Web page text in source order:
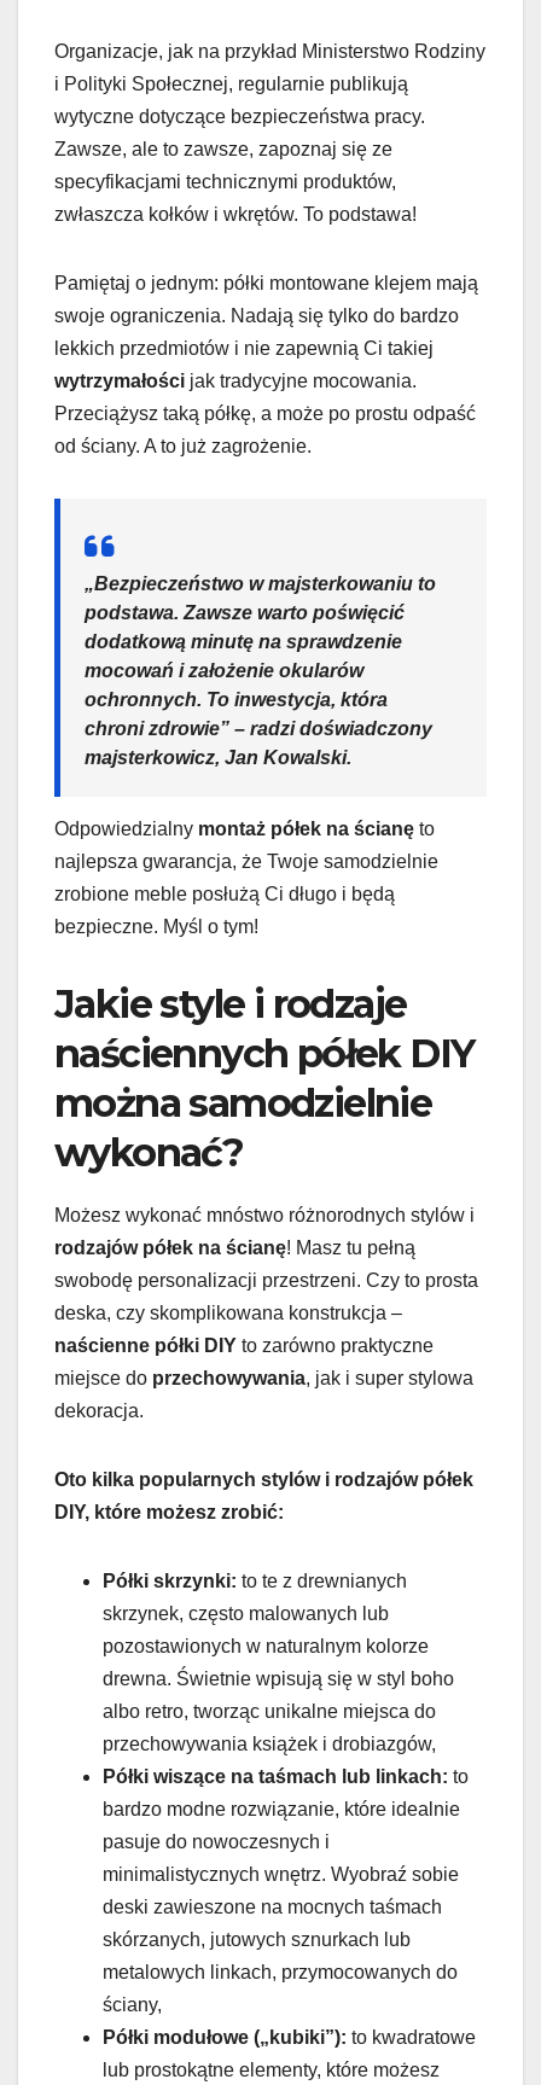
Organizacje, jak na przykład Ministerstwo Rodziny
i Polityki Społecznej, regularnie publikują
wytyczne dotyczące bezpieczeństwa pracy.
Zawsze, ale to zawsze, zapoznaj się ze
specyfikacjami technicznymi produktów,
zwłaszcza kołków i wkrętów. To podstawa!
Pamiętaj o jednym: półki montowane klejem mają
swoje ograniczenia. Nadają się tylko do bardzo
lekkich przedmiotów i nie zapewnią Ci takiej
wytrzymałości jak tradycyjne mocowania.
Przeciążysz taką półkę, a może po prostu odpaść
od ściany. A to już zagrożenie.
„Bezpieczeństwo w majsterkowaniu to
podstawa. Zawsze warto poświęcić
dodatkową minutę na sprawdzenie
mocowań i założenie okularów
ochronnych. To inwestycja, która
chroni zdrowie” – radzi doświadczony
majsterkowicz, Jan Kowalski.
Odpowiedzialny montaż półek na ścianę to
najlepsza gwarancja, że Twoje samodzielnie
zrobione meble posłużą Ci długo i będą
bezpieczne. Myśl o tym!
Jakie style i rodzaje
naściennych półek DIY
można samodzielnie
wykonać?
Możesz wykonać mnóstwo różnorodnych stylów i
rodzajów półek na ścianę! Masz tu pełną
swobodę personalizacji przestrzeni. Czy to prosta
deska, czy skomplikowana konstrukcja –
naścienne półki DIY to zarówno praktyczne
miejsce do przechowywania, jak i super stylowa
dekoracja.
Oto kilka popularnych stylów i rodzajów półek
DIY, które możesz zrobić:
Półki skrzynki: to te z drewnianych
skrzynek, często malowanych lub
pozostawionych w naturalnym kolorze
drewna. Świetnie wpisują się w styl boho
albo retro, tworząc unikalne miejsca do
przechowywania książek i drobiazgów,
Półki wiszące na taśmach lub linkach: to
bardzo modne rozwiązanie, które idealnie
pasuje do nowoczesnych i
minimalistycznych wnętrz. Wyobraź sobie
deski zawieszone na mocnych taśmach
skórzanych, jutowych sznurkach lub
metalowych linkach, przymocowanych do
ściany,
Półki modułowe („kubiki”): to kwadratowe
lub prostokątne elementy, które możesz